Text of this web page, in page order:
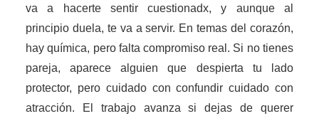
va a hacerte sentir cuestionadx, y aunque al
principio duela, te va a servir. En temas del corazón,
hay química, pero falta compromiso real. Si no tienes
pareja, aparece alguien que despierta tu lado
protector, pero cuidado con confundir cuidado con
atracción. El trabajo avanza si dejas de querer